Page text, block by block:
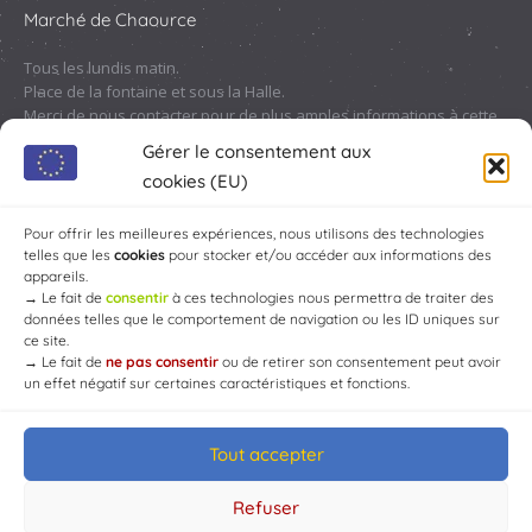
Gérer le consentement aux
cookies (EU)
Pour offrir les meilleures expériences, nous utilisons des technologies
telles que les cookies pour stocker et/ou accéder aux informations des
appareils.
→ Le fait de consentir à ces technologies nous permettra de traiter des
données telles que le comportement de navigation ou les ID uniques sur
ce site.
→ Le fait de ne pas consentir ou de retirer son consentement peut avoir
un effet négatif sur certaines caractéristiques et fonctions.
Tout accepter
Refuser
Marché de Chaource
Tous les lundis matin.
Place de la fontaine et sous la Halle.
Merci de nous contacter pour de plus amples informations à cette
© Mairie de Chaource [2004-2024] | Tous droits réservés.
Developed byWEB3-DESIGN